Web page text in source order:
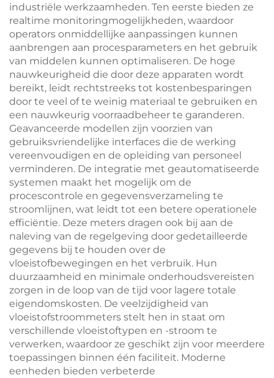
industriële werkzaamheden. Ten eerste bieden ze
realtime monitoringmogelijkheden, waardoor
operators onmiddellijke aanpassingen kunnen
aanbrengen aan procesparameters en het gebruik
van middelen kunnen optimaliseren. De hoge
nauwkeurigheid die door deze apparaten wordt
bereikt, leidt rechtstreeks tot kostenbesparingen
door te veel of te weinig materiaal te gebruiken en
een nauwkeurig voorraadbeheer te garanderen.
Geavanceerde modellen zijn voorzien van
gebruiksvriendelijke interfaces die de werking
vereenvoudigen en de opleiding van personeel
verminderen. De integratie met geautomatiseerde
systemen maakt het mogelijk om de
procescontrole en gegevensverzameling te
stroomlijnen, wat leidt tot een betere operationele
efficiëntie. Deze meters dragen ook bij aan de
naleving van de regelgeving door gedetailleerde
gegevens bij te houden over de
vloeistofbewegingen en het verbruik. Hun
duurzaamheid en minimale onderhoudsvereisten
zorgen in de loop van de tijd voor lagere totale
eigendomskosten. De veelzijdigheid van
vloeistofstroommeters stelt hen in staat om
verschillende vloeistoftypen en -stroom te
verwerken, waardoor ze geschikt zijn voor meerdere
toepassingen binnen één faciliteit. Moderne
eenheden bieden verbeterde